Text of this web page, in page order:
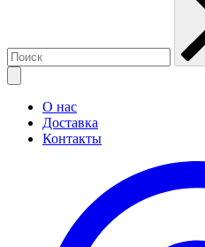
О нас
Доставка
Контакты